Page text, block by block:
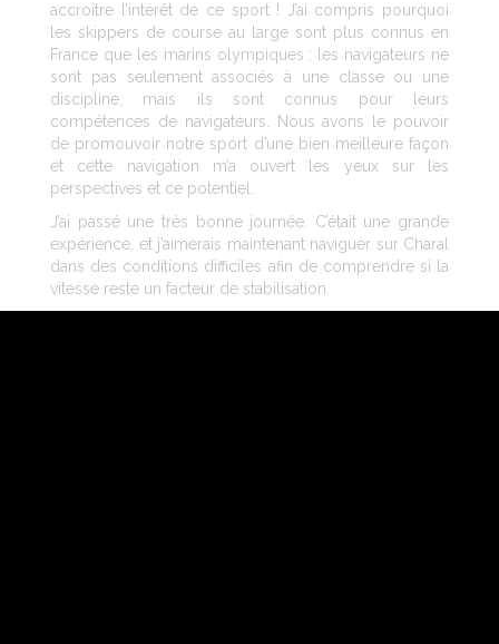
accroître l’intérêt de ce sport ! J’ai compris pourquoi
les skippers de course au large sont plus connus en
France que les marins olympiques : les navigateurs ne
sont pas seulement associés à une classe ou une
discipline, mais ils sont connus pour leurs
compétences de navigateurs. Nous avons le pouvoir
de promouvoir notre sport d’une bien meilleure façon
et cette navigation m’a ouvert les yeux sur les
perspectives et ce potentiel.
J’ai passé une très bonne journée. C’était une grande
expérience, et j’aimerais maintenant naviguer sur Charal
dans des conditions difficiles afin de comprendre si la
vitesse reste un facteur de stabilisation.